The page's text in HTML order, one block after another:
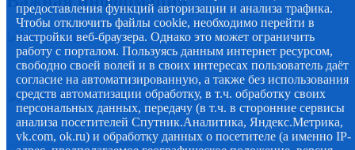
предоставления функций авторизации и анализа трафика.
Чтобы отключить файлы cookie, необходимо перейти в
настройки веб-браузера. Однако это может ограничить
работу с порталом. Пользуясь данным интернет ресурсом,
свободно своей волей и в своих интересах пользователь даёт
согласие на автоматизированную, а также без использования
средств автоматизации обработку, в т.ч. обработку своих
персональных данных, передачу (в т.ч. в сторонние сервисы
анализа посетителей Спутник.Аналитика, Яндекс.Метрика,
vk.com, ok.ru) и обработку данных о посетителе (а именно IP-